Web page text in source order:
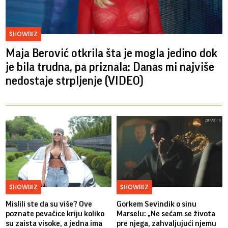
SHOWBIZ
Maja Berović otkrila šta je mogla jedino dok
je bila trudna, pa priznala: Danas mi najviše
nedostaje strpljenje (VIDEO)
SHOWBIZ
Mislili ste da su više? Ove
poznate pevačice kriju koliko
su zaista visoke, a jedna ima
SHOWBIZ
Gorkem Sevindik o sinu
Marselu: „Ne sećam se života
pre njega, zahvaljujući njemu